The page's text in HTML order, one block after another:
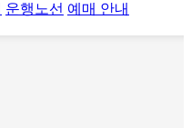
운행노선 예매 안내